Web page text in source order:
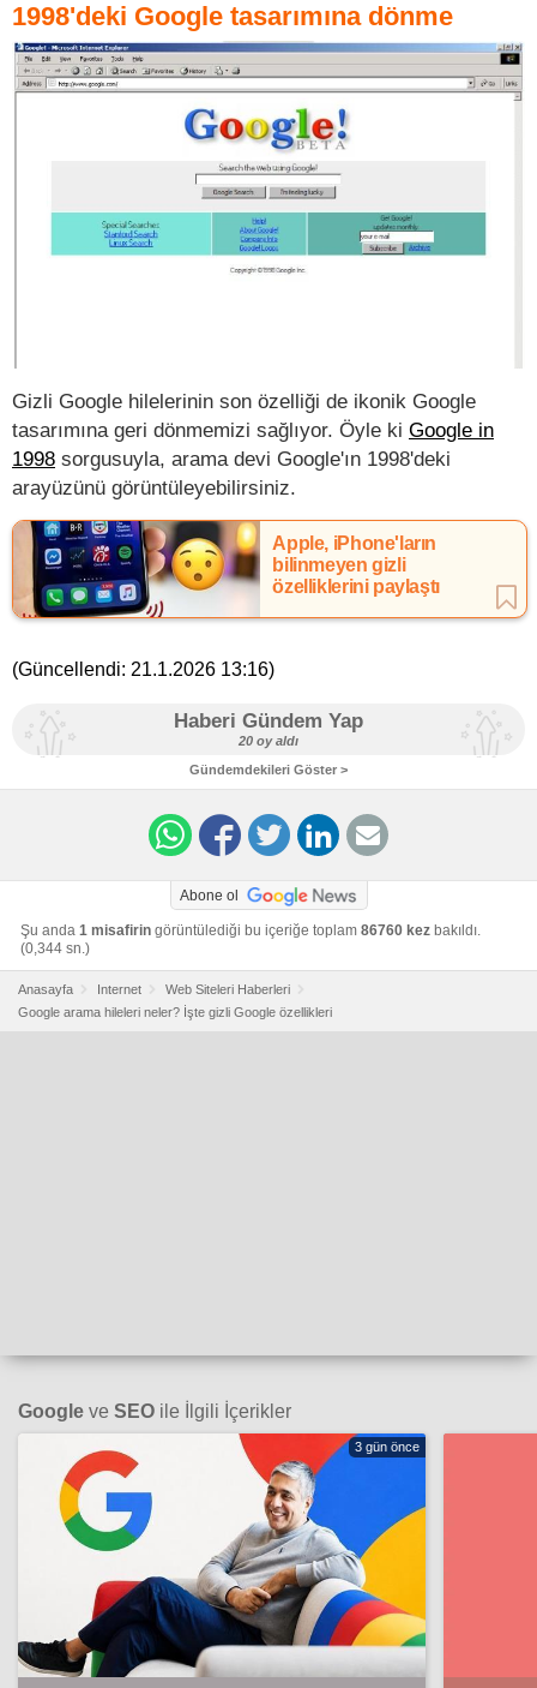
1998'deki Google tasarımına dönme
Gizli Google hilelerinin son özelliği de ikonik Google
tasarımına geri dönmemizi sağlıyor. Öyle ki Google in
1998 sorgusuyla, arama devi Google'ın 1998'deki
arayüzünü görüntüleyebilirsiniz.
Apple, iPhone'ların
bilinmeyen gizli
özelliklerini paylaştı
(Güncellendi: 21.1.2026 13:16)
Haberi Gündem Yap
20 oy aldı
Gündemdekileri Göster >
Abone ol
Şu anda 1 misafirin görüntülediği bu içeriğe toplam 86760 kez bakıldı.
(0,344 sn.)
Anasayfa Internet
Web Siteleri Haberleri
Google arama hileleri neler? İşte gizli Google özellikleri
Google ve SEO ile İlgili İçerikler
3 gün önce